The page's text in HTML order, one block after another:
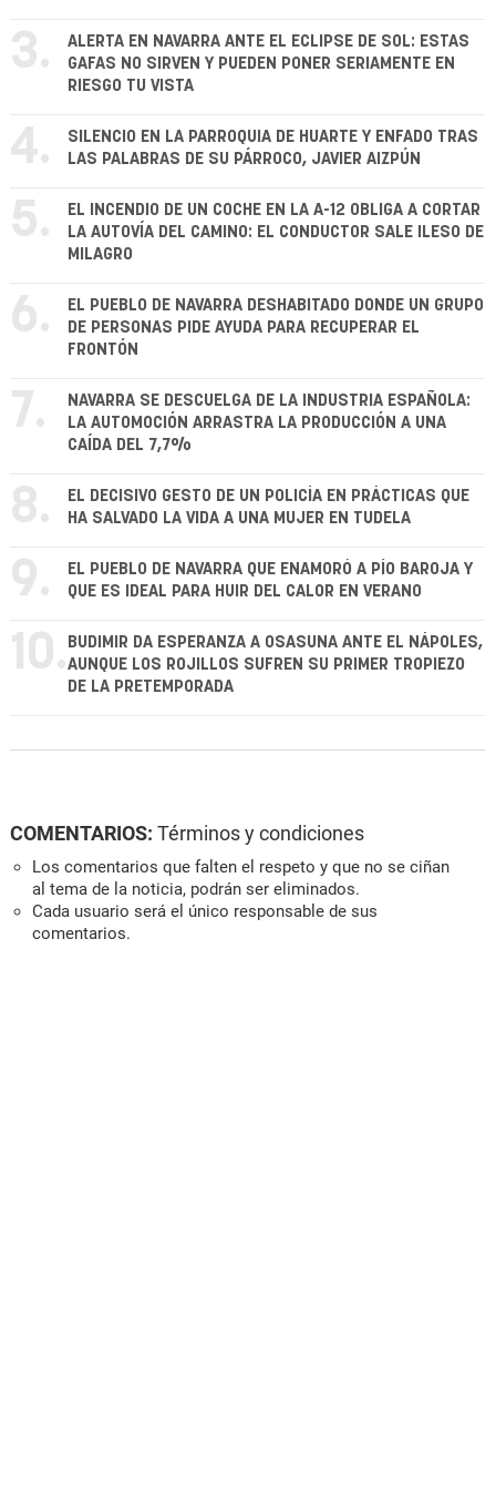
3.
ALERTA EN NAVARRA ANTE EL ECLIPSE DE SOL: ESTAS
GAFAS NO SIRVEN Y PUEDEN PONER SERIAMENTE EN
RIESGO TU VISTA
4.
SILENCIO EN LA PARROQUIA DE HUARTE Y ENFADO TRAS
LAS PALABRAS DE SU PÁRROCO, JAVIER AIZPÚN
5.
EL INCENDIO DE UN COCHE EN LA A-12 OBLIGA A CORTAR
LA AUTOVÍA DEL CAMINO: EL CONDUCTOR SALE ILESO DE
MILAGRO
6.
EL PUEBLO DE NAVARRA DESHABITADO DONDE UN GRUPO
DE PERSONAS PIDE AYUDA PARA RECUPERAR EL
FRONTÓN
7.
NAVARRA SE DESCUELGA DE LA INDUSTRIA ESPAÑOLA:
LA AUTOMOCIÓN ARRASTRA LA PRODUCCIÓN A UNA
CAÍDA DEL 7,7%
8.
EL DECISIVO GESTO DE UN POLICÍA EN PRÁCTICAS QUE
HA SALVADO LA VIDA A UNA MUJER EN TUDELA
9.
EL PUEBLO DE NAVARRA QUE ENAMORÓ A PÍO BAROJA Y
QUE ES IDEAL PARA HUIR DEL CALOR EN VERANO
10. BUDIMIR DA ESPERANZA A OSASUNA ANTE EL NÁPOLES,
AUNQUE LOS ROJILLOS SUFREN SU PRIMER TROPIEZO
DE LA PRETEMPORADA
COMENTARIOS: Términos y condiciones
Los comentarios que falten el respeto y que no se ciñan
al tema de la noticia, podrán ser eliminados.
Cada usuario será el único responsable de sus
comentarios.